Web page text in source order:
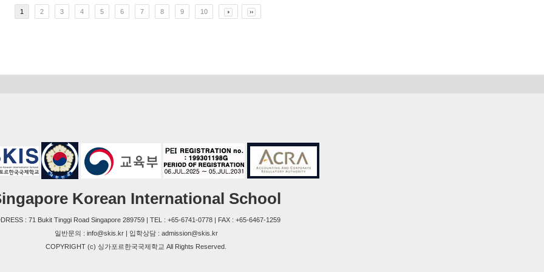
1 2 3 4 5 6 7 8 9 10
Korean International School
: 71 Bukit Tinggi Road Singapore 289759 | TEL : +65-6741-0778 | FAX : +65-6467-1259
일반문의 : info@skis.kr | 입학상담 : admission@skis.kr
COPYRIGHT (c) 싱가포르한국국제학교 All Rights Reserved.